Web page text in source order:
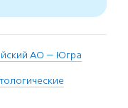
АО — Югра